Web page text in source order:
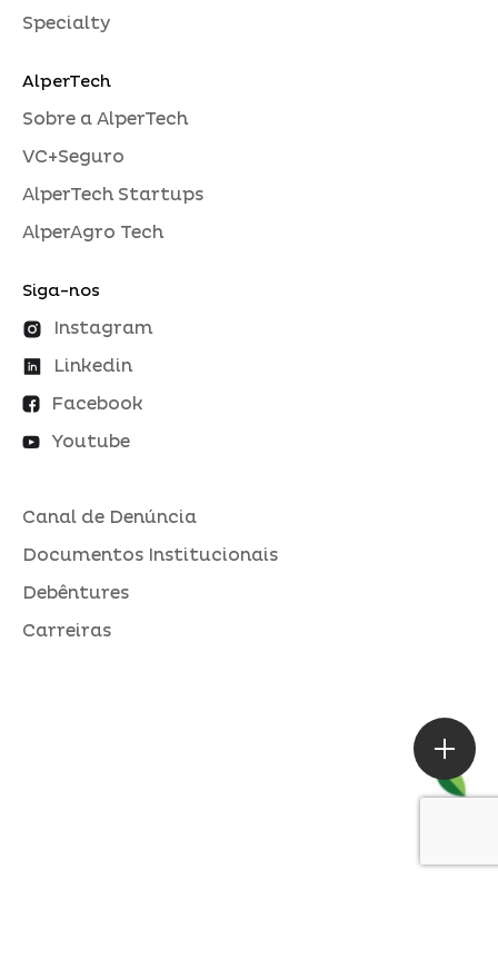
Specialty
AlperTech
Sobre a AlperTech
VC+Seguro
AlperTech Startups
AlperAgro Tech
Siga-nos
Instagram
Linkedin
Facebook
Youtube
Canal de Denúncia
Documentos Institucionais
Debêntures
Carreiras